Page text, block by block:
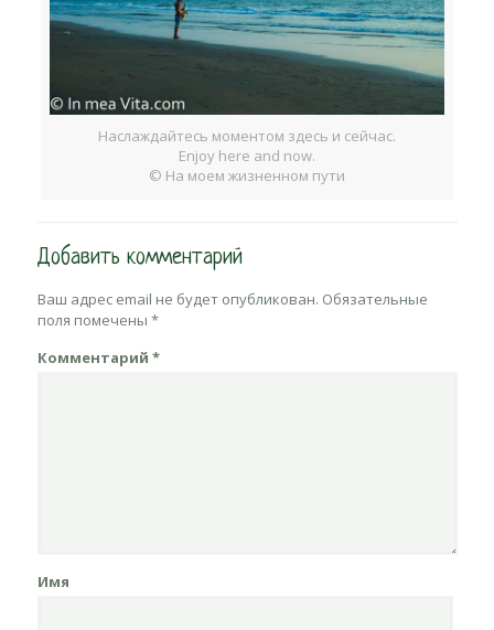
Наслаждайтесь моментом здесь и сейчас.
Enjoy here and now.
© На моем жизненном пути
Добавить комментарий
Ваш адрес email не будет опубликован. Обязательные
поля помечены *
Комментарий *
Имя